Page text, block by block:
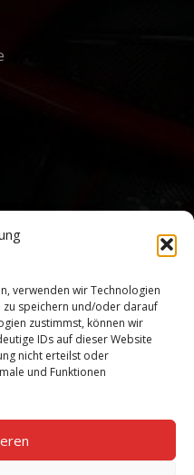
verwenden wir Technologien
speichern und/oder darauf
zustimmst, können wir
IDs auf dieser Website
nicht erteilst oder
und Funktionen
unsere sich ständig
und Technologien.
abonnieren Sie unseren